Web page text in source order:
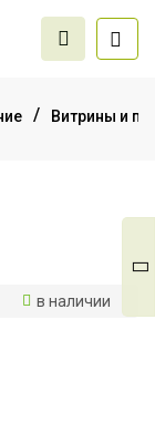
Витрины и
в наличии